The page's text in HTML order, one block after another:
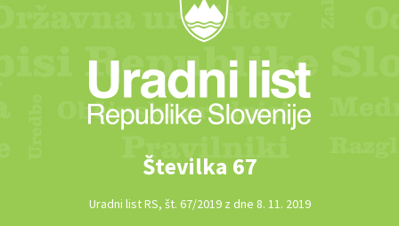
Številka 67
Uradni list RS, št. 67/2019 z dne 8. 11. 2019